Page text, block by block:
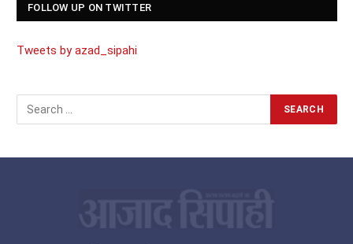
FOLLOW UP ON TWITTER
Tweets by azad_sipahi